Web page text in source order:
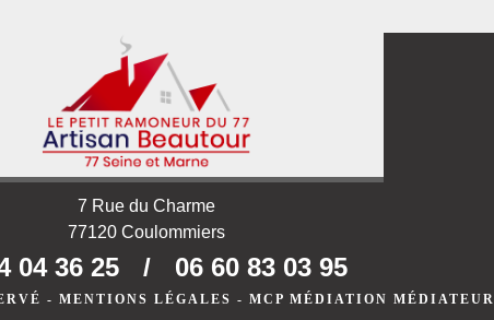
7 Rue du Charme
77120 Coulommiers
04 36 25 / 06 60 83 03 95
- MENTIONS LÉGALES - MCP MÉDIATION MÉDIATEUR